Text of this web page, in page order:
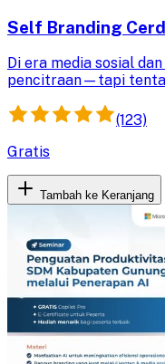
Self Branding
Di era media sosial
pencitraan—tapi
(123)
Gratis
Tambah ke Keranjang